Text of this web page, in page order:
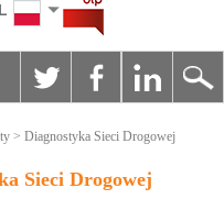
> Diagnostyka Sieci Drogowej
Sieci Drogowej